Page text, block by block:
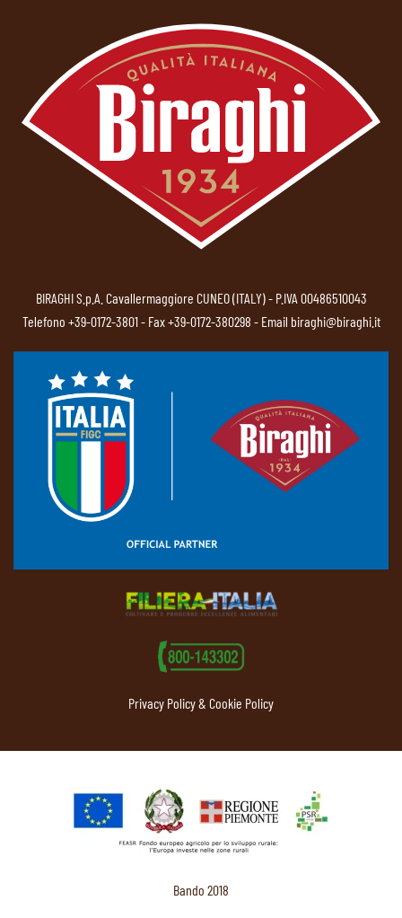
BIRAGHI S.p.A. Cavallermaggiore CUNEO (ITALY) - P.IVA 00486510043
Telefono +39-0172-3801- Fax +39-0172-380298 - Email biraghi@biraghi.it
Privacy Policy & Cookie Policy
Bando 2018